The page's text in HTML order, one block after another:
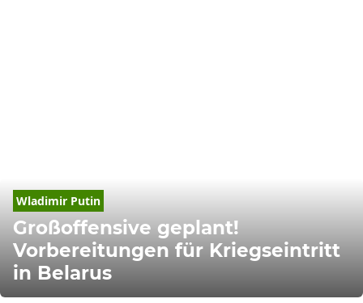
Wladimir Putin
Großoffensive geplant!
Vorbereitungen für Kriegseintritt
in Belarus